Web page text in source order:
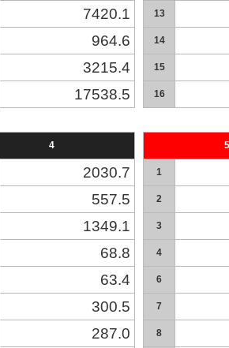
7420.1
964.6
3215.4
17538.5
13
14
15
16
4
2030.7
557.5
1349.1
68.8
63.4
300.5
287.0
5
1
2
3
4
6
7
8